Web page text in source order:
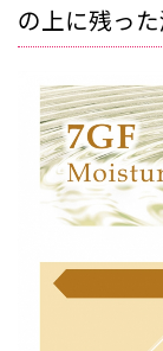
の上に残っ